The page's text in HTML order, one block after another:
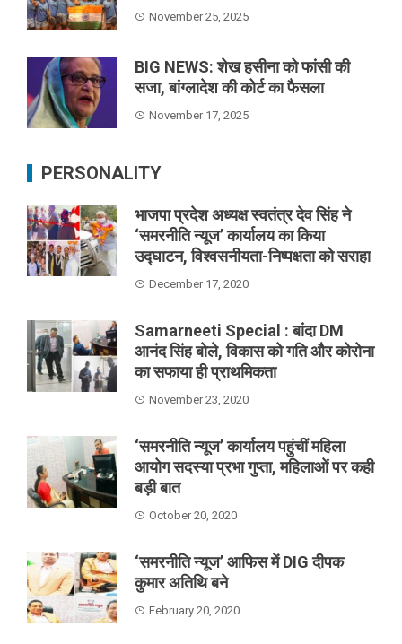
November 25, 2025
BIG NEWS: शेख हसीना को फांसी की
सजा, बांग्लादेश की कोर्ट का फैसला
November 17, 2025
PERSONALITY
भाजपा प्रदेश अध्यक्ष स्वतंत्र देव सिंह ने
‘समरनीति न्यूज’ कार्यालय का किया
उद्घाटन, विश्वसनीयता-निष्पक्षता को सराहा
December 17, 2020
Samarneeti Special : बांदा DM
आनंद सिंह बोले, विकास को गति और कोरोना
का सफाया ही प्राथमिकता
November 23, 2020
‘समरनीति न्यूज’ कार्यालय पहुंचीं महिला
आयोग सदस्या प्रभा गुप्ता, महिलाओं पर कही
बड़ी बात
October 20, 2020
‘समरनीति न्यूज’ आफिस में DIG दीपक
कुमार अतिथि बने
February 20, 2020